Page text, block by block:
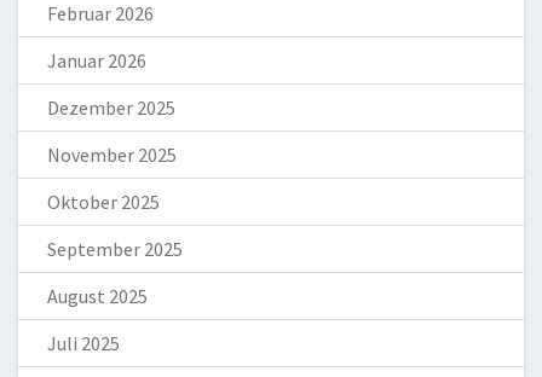
Februar 2026
Januar 2026
Dezember 2025
November 2025
Oktober 2025
September 2025
August 2025
Juli 2025